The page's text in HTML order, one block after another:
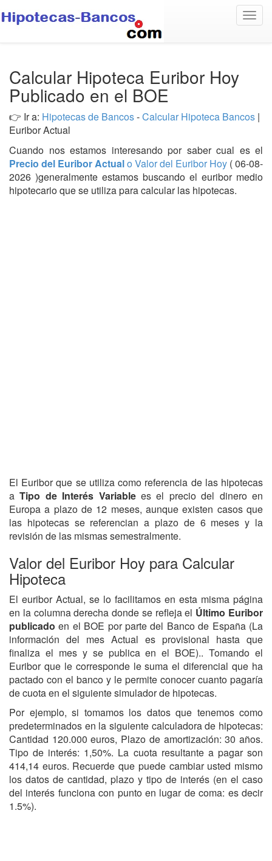
Calcular Hipoteca Euribor Hoy
Publicado en el BOE
👉 Ir a: Hipotecas de Bancos-Calcular Hipoteca Bancos |
Euribor Actual
Cuando nos estamos interesando por saber cual es el
Precio del Euribor Actualo Valor del Euribor Hoy ( 06-08-
2026 )generalmente estamos buscando el euribor medio
hipotecario que se utiliza para calcular las hipotecas.
El Euribor que se utiliza como referencia de las hipotecas
aTipo de Interés Variablees el precio del dinero en
Europa a plazo de 12 meses, aunque existen casos que
las hipotecas se referencian a plazo de 6 meses y la
revisión de las mismas semestralmente.
Valor del Euribor Hoy para Calcular
Hipoteca
El euribor Actual, se lo facilitamos en esta misma página
en la columna derecha donde se refleja el Último Euribor
publicado en el BOE por parte del Banco de España (La
información del mes Actual es provisional hasta que
finaliza el mes y se publica en el BOE).. Tomando el
Euribor que le corresponde le suma el diferencial que ha
pactado con el banco y le permite conocer cuanto pagaría
de cuota en el siguiente simulador de hipotecas.
Por ejemplo, si tomamos los datos que tenemos como
predeterminados en la siguiente calculadora de hipotecas:
Cantidad 120.000 euros, Plazo de amortización: 30 años.
Tipo de interés: 1,50%. La cuota resultante a pagar son
414,14 euros. Recuerde que puede cambiar usted mismo
los datos de cantidad, plazo y tipo de interés (en el caso
del interés funciona con punto en lugar de coma: es decir
1.5%).